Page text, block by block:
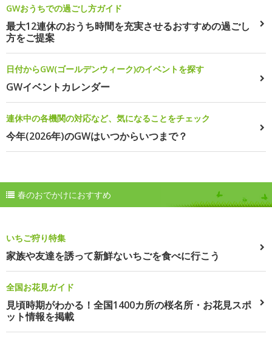
GWおうちでの過ごし方ガイド
最大12連休のおうち時間を充実させるおすすめの過ごし
方をご提案
日付からGW(ゴールデンウィーク)のイベントを探す
GWイベントカレンダー
連休中の各機関の対応など、気になることをチェック
今年(2026年)のGWはいつからいつまで？
春のおでかけにおすすめ
いちご狩り特集
家族や友達を誘って新鮮ないちごを食べに行こう
全国お花見ガイド
見頃時期がわかる！全国1400カ所の桜名所・お花見スポ
ット情報を掲載